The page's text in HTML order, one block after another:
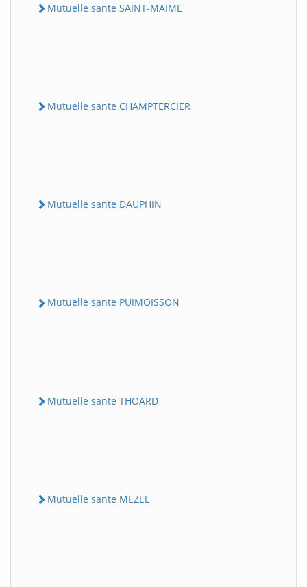
Mutuelle sante SAINT-MAIME
Mutuelle sante CHAMPTERCIER
Mutuelle sante DAUPHIN
Mutuelle sante PUIMOISSON
Mutuelle sante THOARD
Mutuelle sante MEZEL